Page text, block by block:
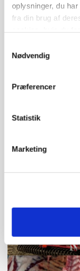
oplysninger, du
fra din brug af
Nødvendig
Præferencer
Statistik
Marketing
Snart kan
Før